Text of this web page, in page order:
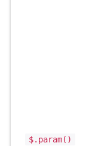
$.param()